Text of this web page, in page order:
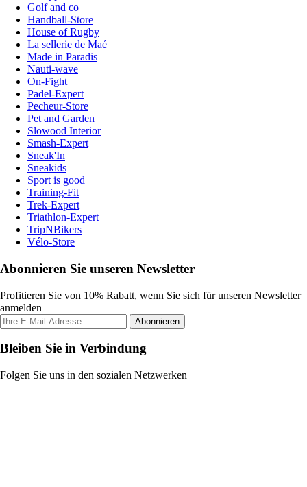
Golf and co
Handball-Store
House of Rugby
La sellerie de Maé
Made in Paradis
Nauti-wave
On-Fight
Padel-Expert
Pecheur-Store
Pet and Garden
Slowood Interior
Smash-Expert
Sneak'In
Sneakids
Sport is good
Training-Fit
Trek-Expert
Triathlon-Expert
TripNBikers
Vélo-Store
Abonnieren Sie unseren Newsletter
Profitieren Sie von 10% Rabatt, wenn Sie sich für unseren Newsletter
anmelden
Abonnieren
Bleiben Sie in Verbindung
Folgen Sie uns in den sozialen Netzwerken